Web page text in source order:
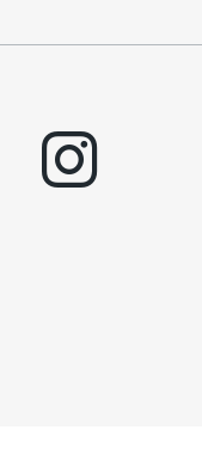
instagram